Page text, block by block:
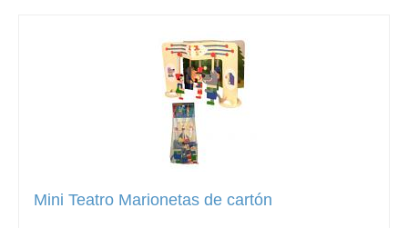
Mini Teatro Marionetas de cartón